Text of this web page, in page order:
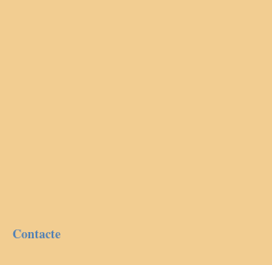
Contacte